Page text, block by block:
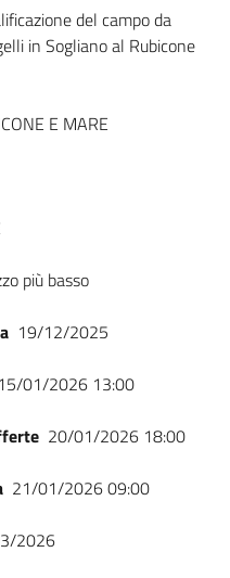
del campo da
in Sogliano al Rubicone
E MARE
più basso
19/12/2025
15/01/2026 13:00
20/01/2026 18:00
21/01/2026 09:00
2026